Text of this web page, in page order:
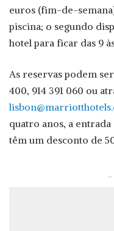
euros (fim-de-
piscina; o segundo
hotel para ficar das 9
As reservas podem
400, 914 391 060 ou
quatro anos, a
têm um desconto de